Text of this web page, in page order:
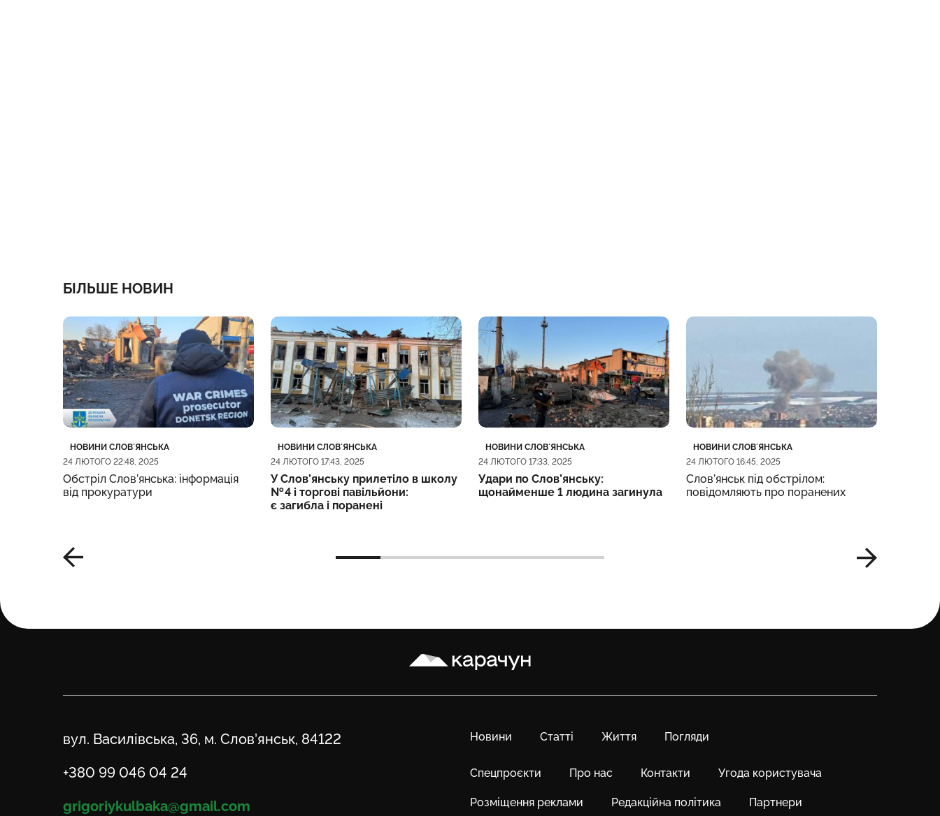
БІЛЬШЕ НОВИН
Категорія
НОВИНИ СЛОВʼЯНСЬКА
Дата публікації
24 ЛЮТОГО 22:48, 2025
Обстріл Слов’янська: інформація
від прокуратури
Категорія
НОВИНИ СЛОВʼЯНСЬКА
Дата публікації
24 ЛЮТОГО 17:43, 2025
У Слов’янську прилетіло в школу
№ 4 і торгові павільйони:
є загибла і поранені
Категорія
НОВИНИ СЛОВʼЯНСЬКА
Дата публікації
24 ЛЮТОГО 17:33, 2025
Удари по Слов’янську:
щонайменше 1 людина загинула
Категорія
НОВИНИ СЛОВʼЯНСЬКА
Дата публікації
24 ЛЮТОГО 16:45, 2025
Слов’янськ під обстрілом:
повідомляють про поранених
Карачун
Новини Статті Життя Погляди
Спецпроєкти Про нас Контакти Угода користувача
Розміщення реклами Редакційна політика Партнери
Адреса
вул. Василівська, 36, м. Слов’янськ, 84122
Телефон
+380 99 046 04 24
Email
grigoriykulbaka@gmail.com